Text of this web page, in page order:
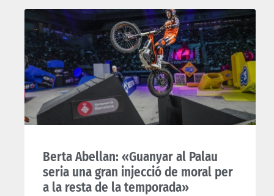
Berta Abellan: «Guanyar al Palau
seria una gran injecció de moral per
a la resta de la temporada»